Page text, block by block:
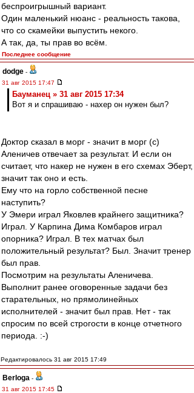
беспроигрышный вариант.
Один маленький нюанс - реальность такова,
что со скамейки выпустить некого.
А так, да, ты прав во всём.
Последнее сообщение
dodge -
31 авг 2015 17:47
Бауманец » 31 авг 2015 17:34
Вот я и спрашиваю - нахер он нужен был?
Доктор сказал в морг - значит в морг (с)
Аленичев отвечает за результат. И если он
считает, что накер не нужен в его схемах Эберт,
значит так оно и есть.
Ему что на горло собственной песне
наступить?
У Эмери играл Яковлев крайнего защитника?
Играл. У Карпина Дима Комбаров играл
опорника? Играл. В тех матчах был
положительный результат? Был. Значит тренер
был прав.
Посмотрим на результаты Аленичева.
Выполнит ранее оговоренные задачи без
старательных, но прямолинейных
исполнителей - значит был прав. Нет - так
спросим по всей строгости в конце отчетного
периода. :-)
Редактировалось 31 авг 2015 17:49
Berloga -
31 авг 2015 17:45